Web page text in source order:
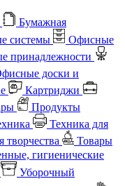
Бумажная
системы
Офисные
принадлежности
доски и
Картриджи
Продукты
Техника для
творчества
Товары
гигиенические
Уборочный